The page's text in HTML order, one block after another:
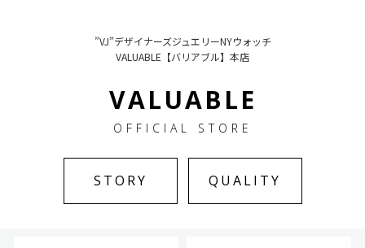
”VJ”デザイナーズジュエリーNYウォッチ
VALUABLE【バリアブル】本店
VALUABLE
OFFICIAL STORE
STORY QUALITY